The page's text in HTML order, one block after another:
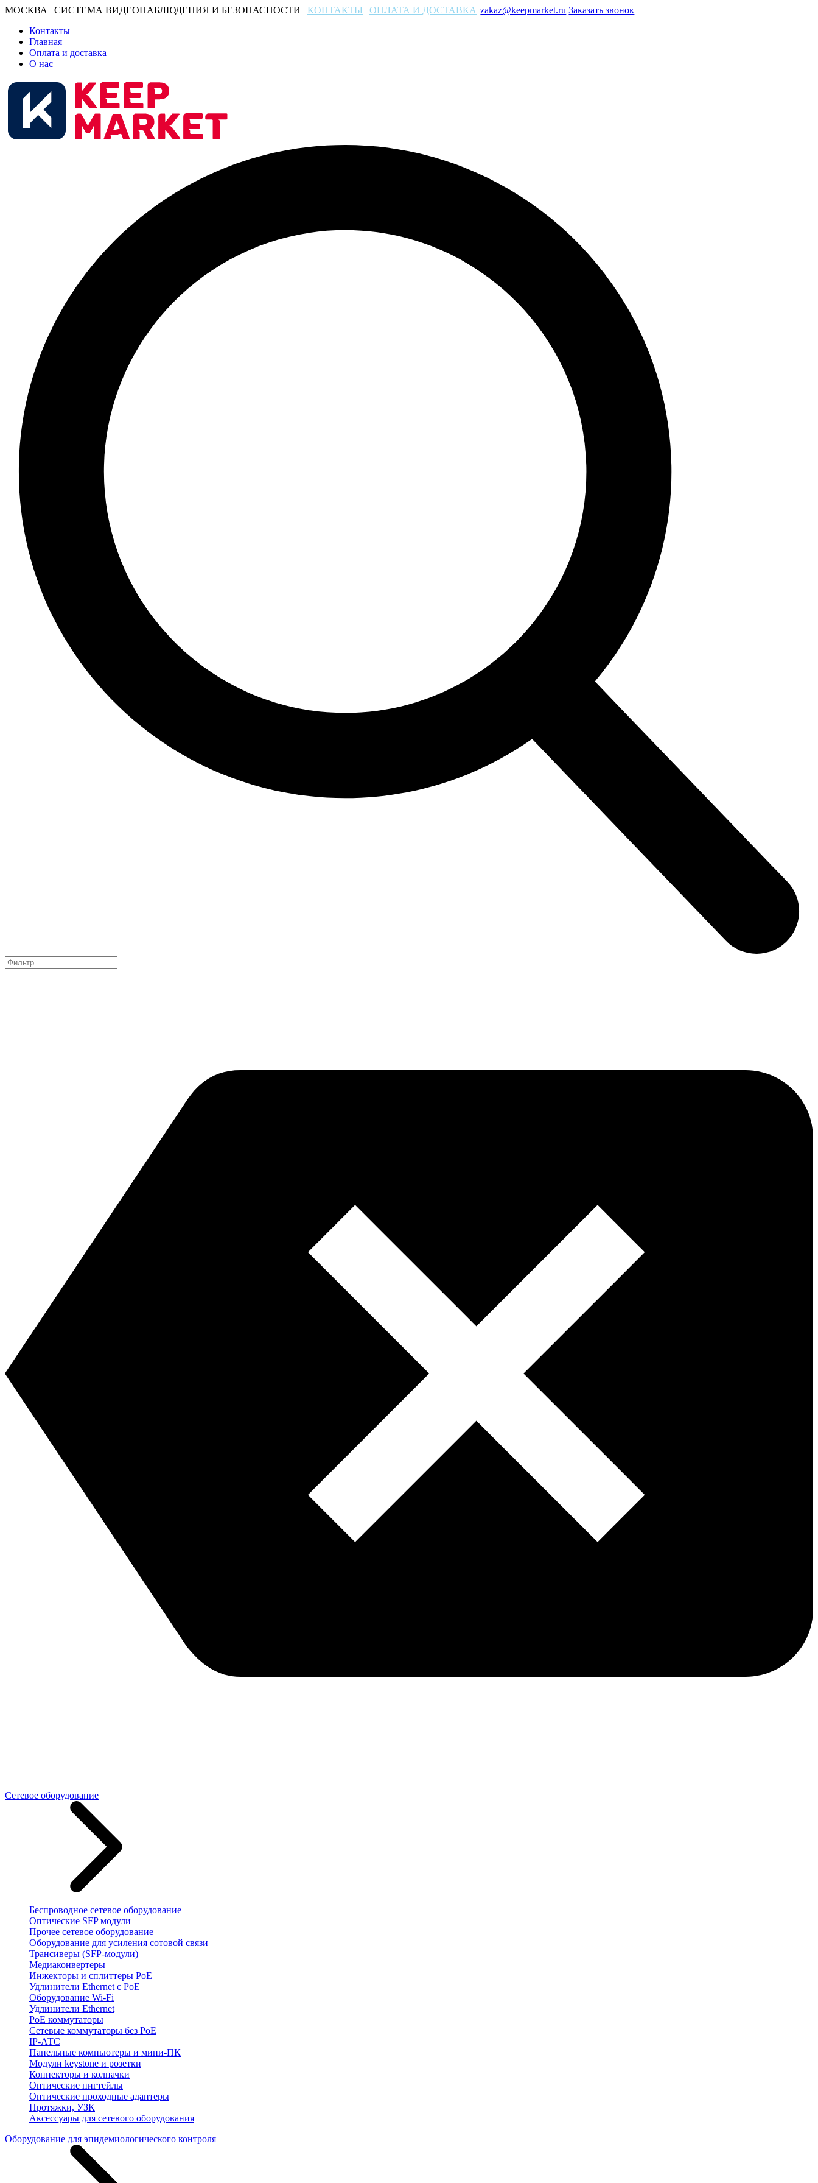
МОСКВА | СИСТЕМА ВИДЕОНАБЛЮДЕНИЯ И БЕЗОПАСНОСТИ | КОНТАКТЫ | ОПЛАТА И ДОСТАВКА zakaz@keepmarket.ru Заказать звонок
Контакты
Главная
Оплата и доставка
О нас
Сетевое оборудование
Беспроводное сетевое оборудование
Оптические SFP модули
Прочее сетевое оборудование
Оборудование для усиления сотовой связи
Трансиверы (SFP-модули)
Медиаконвертеры
Инжекторы и сплиттеры PoE
Удлинители Ethernet с PoE
Оборудование Wi-Fi
Удлинители Ethernet
PoE коммутаторы
Сетевые коммутаторы без PoE
IP-АТС
Панельные компьютеры и мини-ПК
Модули keystone и розетки
Коннекторы и колпачки
Оптические пигтейлы
Оптические проходные адаптеры
Протяжки, УЗК
Аксессуары для сетевого оборудования
Оборудование для эпидемиологического контроля